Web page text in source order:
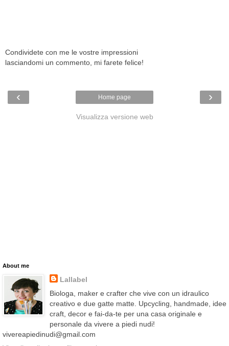
Condividete con me le vostre impressioni
lasciandomi un commento, mi farete felice!
‹ ›
Home page
Visualizza versione web
About me
Lallabel
Biologa, maker e crafter che vive con un idraulico
creativo e due gatte matte. Upcycling, handmade, idee
craft, decor e fai-da-te per una casa originale e
personale da vivere a piedi nudi!
vivereapiedinudi@gmail.com